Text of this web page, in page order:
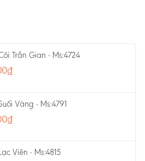
Trần Gian - Ms:4724
₫
Vàng - Ms:4791
₫
Viên - Ms:4815